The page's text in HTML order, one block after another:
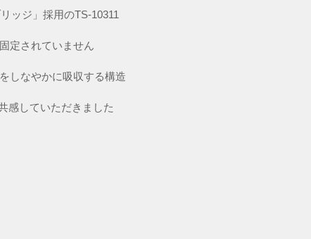
ッジ」採用のTS-10311
定されていません
しなやかに吸収する構造
感していただきました